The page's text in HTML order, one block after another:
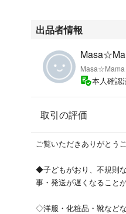
出品者情報
Masa☆Mama
本人確認
取引の評価
ご覧いただきありがとう
◆子どもがおり、不規則
事・発送が遅くなること
◇洋服・化粧品・靴など